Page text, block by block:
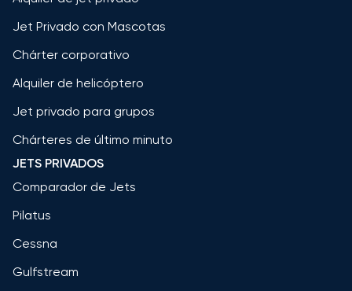
Jet Privado con Mascotas
Chárter corporativo
Alquiler de helicóptero
Jet privado para grupos
Chárteres de último minuto
JETS PRIVADOS
Comparador de Jets
Pilatus
Cessna
Gulfstream